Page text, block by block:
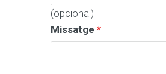
(opcional)
Missatge *